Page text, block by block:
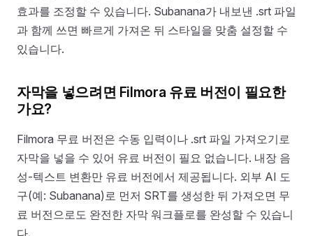
효과를 조정할 수 있습니다. Subanana가 내보낸 .srt 파일
과 함께 쓰면 빠르게 가져온 뒤 스타일을 맞춤 설정할 수
있습니다.
자막을 넣으려면 Filmora 유료 버전이 필요한
가요?
Filmora 무료 버전은 수동 입력이나 .srt 파일 가져오기로
자막을 넣을 수 있어 유료 버전이 필요 없습니다. 내장 음
성-텍스트 변환만 유료 버전에서 제공됩니다. 외부 AI 도
구(예: Subanana)로 먼저 SRT를 생성한 뒤 가져오면 무
료 버전으로도 완전한 자막 워크플로를 완성할 수 있습니
다.